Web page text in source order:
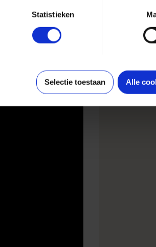
Statistieken
Selectie toestaan Alle
het
de vorm